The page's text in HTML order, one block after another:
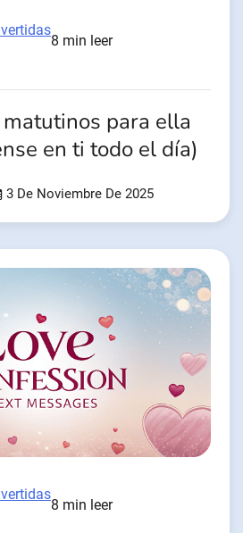
8 min leer
para ella
en ti todo el día)
3 De Noviembre De 2025
8 min leer